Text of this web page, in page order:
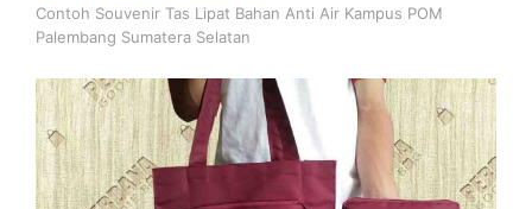
Contoh Souvenir Tas Lipat Bahan Anti Air Kampus POM
Palembang Sumatera Selatan